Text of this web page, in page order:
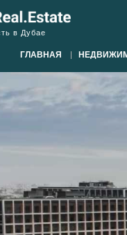
в Дубае
ГЛАВНАЯ